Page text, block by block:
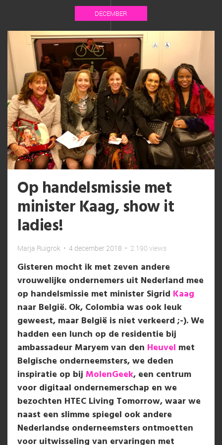
DECEMBER
Op handelsmissie met
minister Kaag, show it
ladies!
Marja Ruigrok • 4 december 2018 • 2.190 views
Gisteren mocht ik met zeven andere
vrouwelijke ondernemers uit Nederland mee
op handelsmissie met minister Sigrid Kaag
naar België. Ok, Colombia was ook leuk
geweest, maar België is niet verkeerd ;-). We
hadden een lunch op de residentie bij
ambassadeur Maryem van den Heuvel met
Belgische onderneemsters, we deden
inspiratie op bij MolenGeek, een centrum
voor digitaal ondernemerschap en we
bezochten HTEC Living Tomorrow, waar we
naast een slimme spiegel ook andere
Nederlandse onderneemsters ontmoetten
voor uitwisseling van ervaringen met